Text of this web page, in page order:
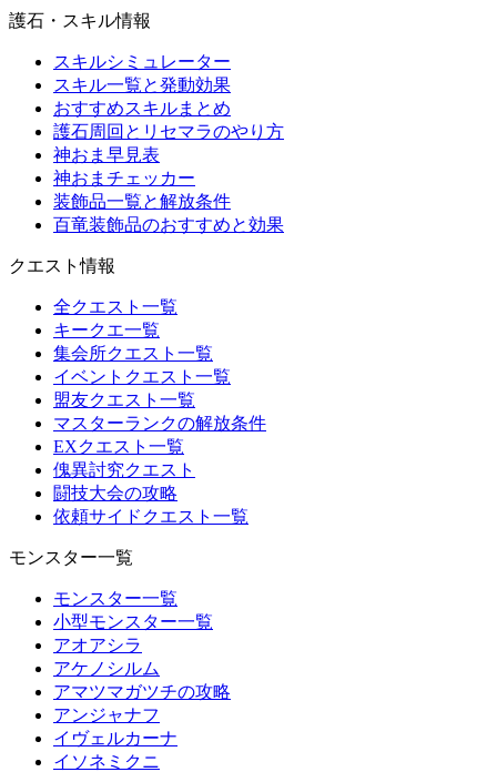
護石・スキル情報
スキルシミュレーター
スキル一覧と発動効果
おすすめスキルまとめ
護石周回とリセマラのやり方
神おま早見表
神おまチェッカー
装飾品一覧と解放条件
百竜装飾品のおすすめと効果
クエスト情報
全クエスト一覧
キークエ一覧
集会所クエスト一覧
イベントクエスト一覧
盟友クエスト一覧
マスターランクの解放条件
EXクエスト一覧
傀異討究クエスト
闘技大会の攻略
依頼サイドクエスト一覧
モンスター一覧
モンスター一覧
小型モンスター一覧
アオアシラ
アケノシルム
アマツマガツチの攻略
アンジャナフ
イヴェルカーナ
イソネミクニ